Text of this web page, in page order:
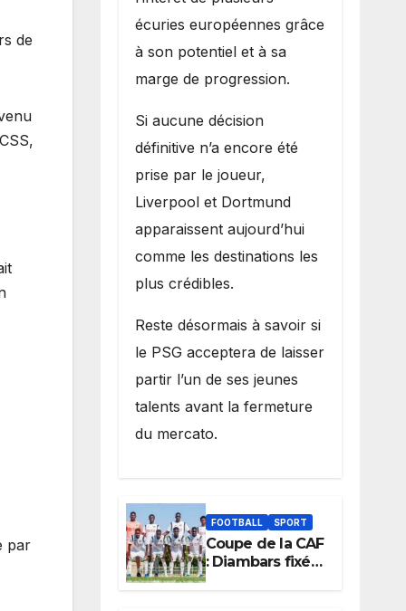
de
par
écuries européennes grâce
à son potentiel et à sa
marge de progression.
Si aucune décision
définitive n’a encore été
prise par le joueur,
Liverpool et Dortmund
apparaissent aujourd’hui
comme les destinations les
plus crédibles.
Reste désormais à savoir si
le PSG acceptera de laisser
partir l’un de ses jeunes
talents avant la fermeture
du mercato.
FOOTBALL SPORT
Coupe de la CAF
: Diambars fixé
sur son destin